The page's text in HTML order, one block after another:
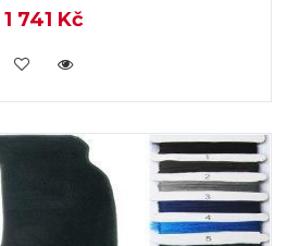
1 741 Kč
KOUPIT